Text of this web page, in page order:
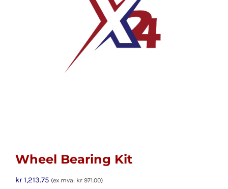
Wheel Bearing Kit
kr1,213.75 (ex mva: kr 971.00)